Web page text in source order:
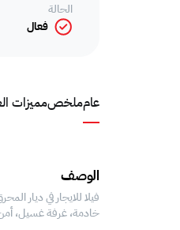
عامملخصمميزات
الحالة
فعال
الوصف
خادمة، غرفة غسيل،